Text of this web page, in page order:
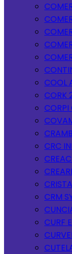
COOL
CORK
CORPI
CRC
CRM
CURF